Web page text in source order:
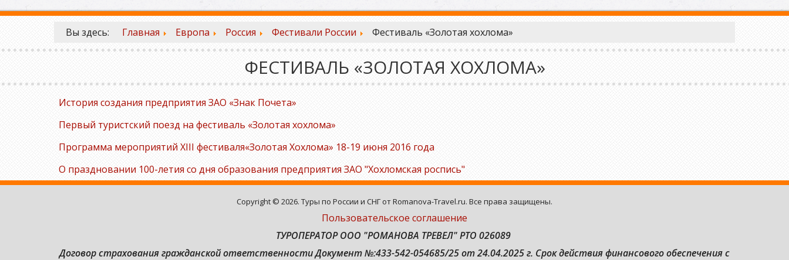
Вы здесь: Главная Европа Россия Фестивали России Фестиваль «Золотая хохлома»
ФЕСТИВАЛЬ «ЗОЛОТАЯ ХОХЛОМА»
История создания предприятия ЗАО «Знак Почета»
Первый туристский поезд на фестиваль «Золотая хохлома»
Программа мероприятий XIII фестиваля«Золотая Хохлома» 18-19 июня 2016 года
О праздновании 100-летия со дня образования предприятия ЗАО "Хохломская роспись"
Copyright © 2026. Туры по России и СНГ от Romanova-Travel.ru. Все права защищены.
Пользовательское соглашение
ТУРОПЕРАТОР ООО "РОМАНОВА ТРЕВЕЛ" РТО 026089
Договор страхования гражданской ответственностиДокумент №:433-542-054685/25 от 24.04.2025 г. Срок действия финансового обеспечения с